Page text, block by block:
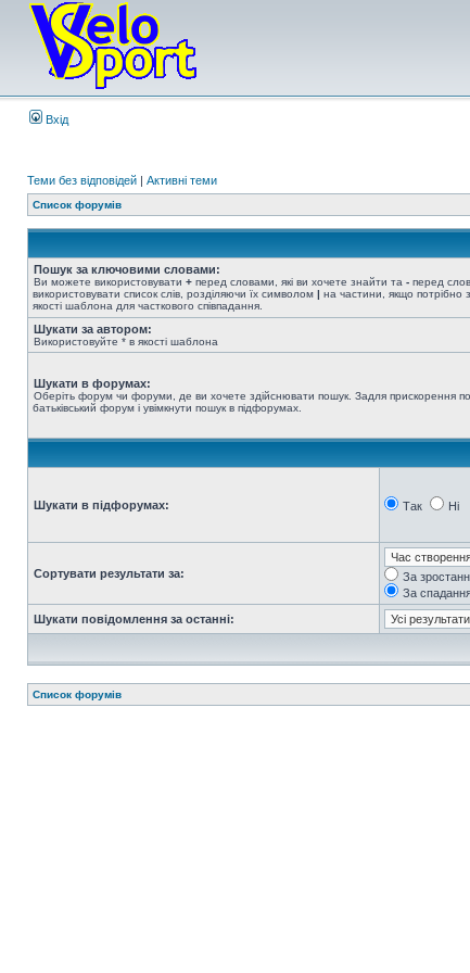
Вхід
Теми без відповідей | Активні теми
Список форумів
Пошук за ключовими словами:
Ви можете використовувати + перед словами, які ви хочете знайти та - перед
використовувати список слів, розділяючи їх символом | на частини, якщо потрібно
якості шаблона для часткового співпадання.
Шукати за автором:
Використовуйте * в якості шаблона
Шукати в форумах:
Оберіть форум чи форуми, де ви хочете здійснювати пошук. Задля прискорення
батьківський форум і увімкнути пошук в підфорумах.
Шукати в підфорумах: Так Ні
Сортувати результати за:
За
За
Шукати повідомлення за останні:
Список форумів